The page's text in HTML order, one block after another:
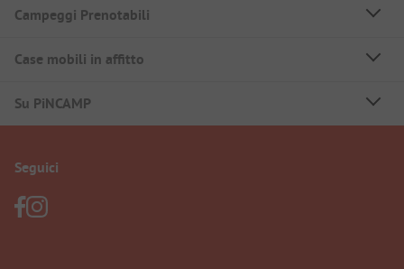
Campeggi Prenotabili
Case mobili in affitto
Su PiNCAMP
Seguici